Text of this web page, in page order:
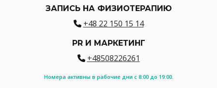
ЗАПИСЬ НА ФИЗИОТЕРАПИЮ
+48 22 150 15 14
PR И МАРКЕТИНГ
+48508226261
Номера активны в рабочие дни с 8:00 до 19:00.